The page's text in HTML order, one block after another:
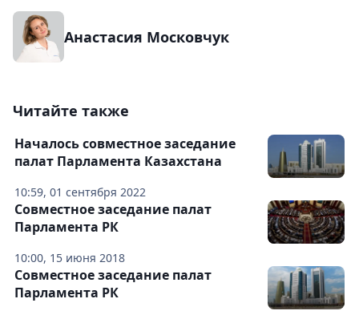
Анастасия Московчук
Читайте также
10:59, 01 сентября 2022
Началось совместное заседание
палат Парламента Казахстана
10:00, 15 июня 2018
Совместное заседание палат
Парламента РК
Совместное заседание палат
Парламента РК